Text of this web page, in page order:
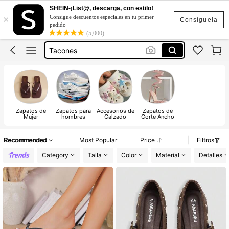
Consíguela
×
SHEIN-¡List@, descarga, con estilo!
Consigue descuentos especiales en tu primer
pedido
(5,000)
Sandalias Elegantes De Mujer
Sandalias
Tacones
Zapatos Para Mujer
Sandalias Elegantes De Mujer
Sandalias
Zapatos de
Mujer
Zapatos para
hombres
Accesorios de
Calzado
Zapatos de
Corte Ancho
Recommended Most Popular Price
Filtros
Category
Talla Color Material Detalles